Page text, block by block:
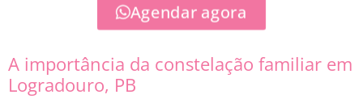
Agendar agora
A importância da constelação familiar em
Logradouro, PB